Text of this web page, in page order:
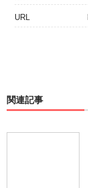
URL
関連記事